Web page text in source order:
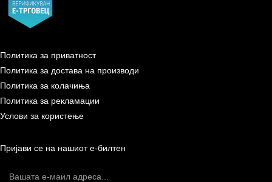
Политика за приватност
Политика за достава на производи
Политика за колачиња
Политика за рекламации
Услови за користење
Пријави се на нашиот е-билтен